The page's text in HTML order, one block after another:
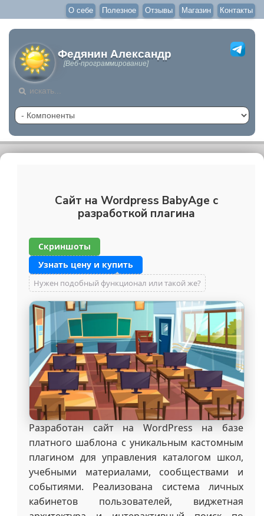
О себе Полезное Отзывы Магазин Контакты
Федянин Александр
[Веб-программирование]
Cайт на Wordpress BabyAge c
разработкой плагина
Скриншоты
Узнать цену и купить
Нужен подобный функционал или такой же?
Разработан сайт на WordPress на базе
платного шаблона с уникальным кастомным
плагином для управления каталогом школ,
учебными материалами, сообществами и
событиями. Реализована система личных
кабинетов пользователей, виджетная